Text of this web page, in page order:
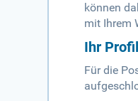
können
mit Ihrem
Ihr Profil
Für die